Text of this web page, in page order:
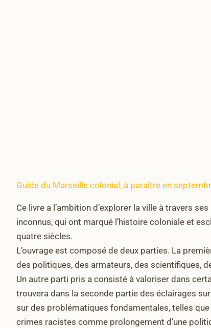
Guide du Marseille colonial, à paraître en
Ce livre a l’ambition d’explorer la ville à travers
inconnus, qui ont marqué l’histoire coloniale et
quatre siècles.
L’ouvrage est composé de deux parties. La
des politiques, des armateurs, des scientifiques,
Un autre parti pris a consisté à valoriser dans
trouvera dans la seconde partie des éclairages
sur des problématiques fondamentales, telles
crimes racistes comme prolongement d’une